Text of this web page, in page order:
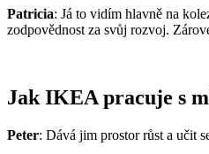
Patricia: Já to vidím hlavně na
zodpovědnost za svůj rozvoj.
Jak IKEA pracuje s
Peter: Dává jim prostor růst a učit